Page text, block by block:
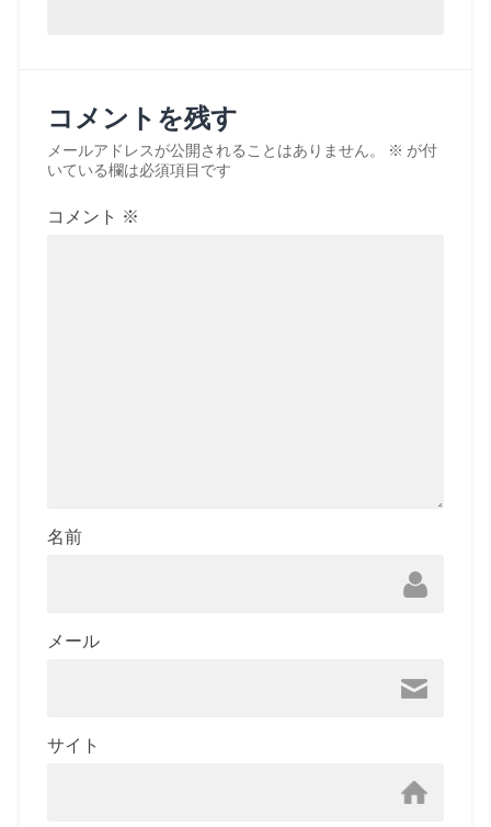
コメントを残す
メールアドレスが公開されることはありません。 ※ が付
いている欄は必須項目です
コメント ※
名前
メール
サイト